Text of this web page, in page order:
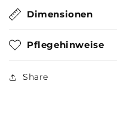
Dimensionen
Pflegehinweise
Share